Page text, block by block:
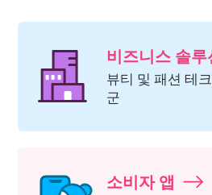
비즈니스 솔루
뷰티 및 패션 테
군
소비자 앱